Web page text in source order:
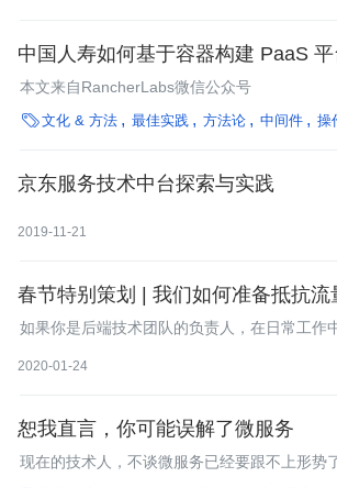
中国人寿如何基于容器构建 PaaS 平
本文来自RancherLabs微信公众号
文化 & 方法 最佳实践 方法论 中间件 操
京东服务技术中台探索与实践
2019-11-21
春节特别策划 | 我们如何准备抵抗流
如果你是后端技术团队的负责人，在日常工作
提出的功能需求点之外，还要思考如何让系统
期。
2020-01-24
恕我直言，你可能误解了微服务
现在的技术人，不谈微服务已经要跟不上形势